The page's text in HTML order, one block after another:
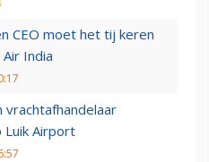
CEO moet het tij keren
India
vrachtafhandelaar
Luik Airport